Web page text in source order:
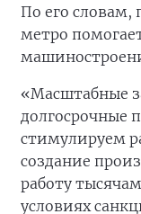
По его
метро
«Масштабные
долгосрочные
стимулируем
создание
работу
условиях